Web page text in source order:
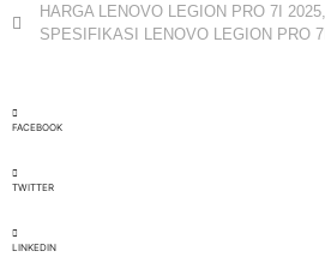
HARGA LENOVO LEGION PRO 7I 2025
SPESIFIKASI LENOVO LEGION PRO 7I
FACEBOOK
TWITTER
LINKEDIN